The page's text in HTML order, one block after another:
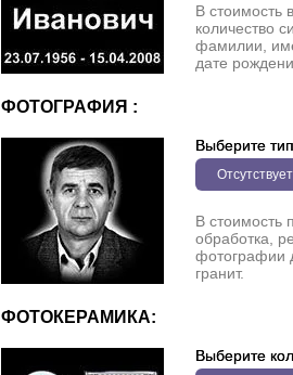
В стоимость
количество
фамилии,
дате
ФОТОГРАФИЯ :
Выберите тип
Отсутствует
В стоимость
обработка,
фотографии
гранит.
ФОТОКЕРАМИКА:
Выберите